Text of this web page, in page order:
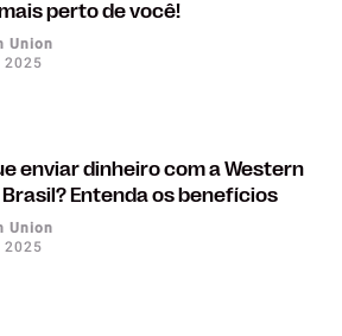
perto de você!
Union
2025
enviar dinheiro com a Western
Brasil? Entenda os benefícios
Union
2025